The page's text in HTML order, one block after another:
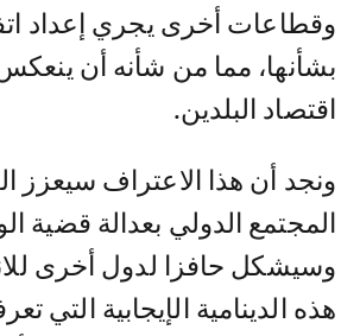
وقطاعات أخرى يجري إعداد
بشأنها، مما من شأنه أن
اقتصاد البلدين.
ونجد أن هذا الاعتراف سيعزز
المجتمع الدولي بعدالة قضية
وسيشكل حافزا لدول أخرى
هذه الدينامية الإيجابية التي